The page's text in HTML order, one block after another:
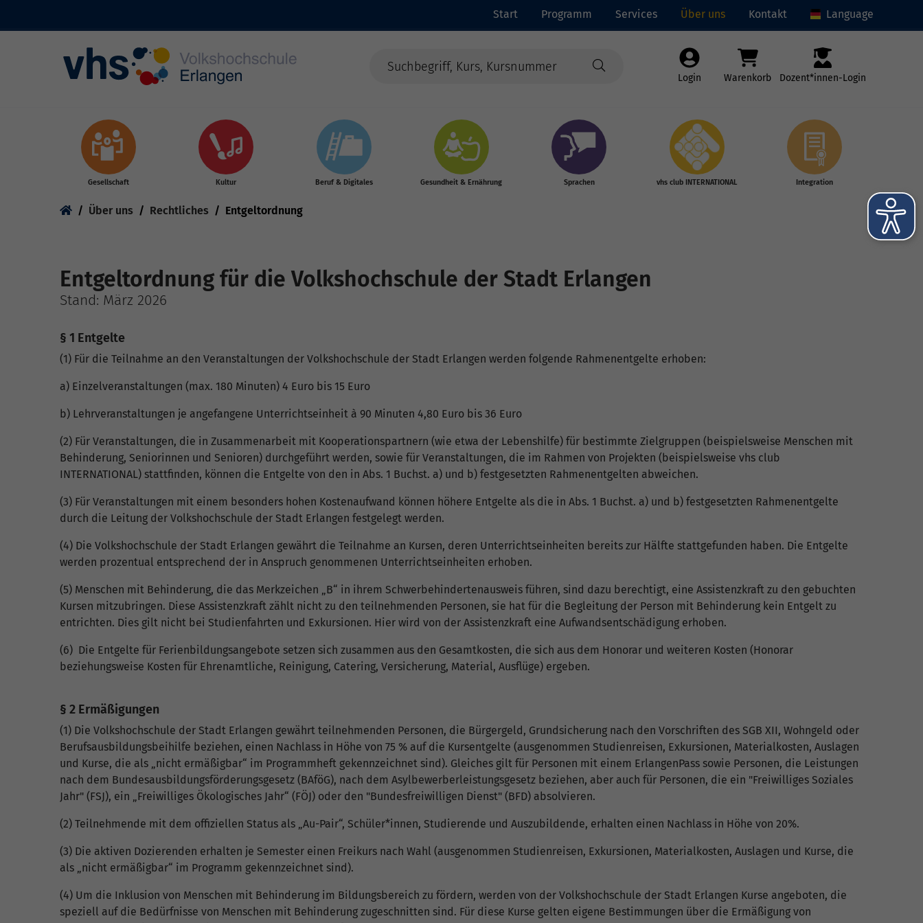
Start Programm Services Über uns Kontakt Language
Login Warenkorb Dozent*innen-Login
Gesellschaft Kultur Beruf & Digitales Gesundheit & Ernährung Sprachen vhs club INTERNATIONAL Integration
You are here:
Über uns Rechtliches Entgeltordnung
Entgeltordnung für die Volkshochschule der Stadt Erlangen
Stand: März 2026
§ 1 Entgelte
(1) Für die Teilnahme an den Veranstaltungen der Volkshochschule der Stadt Erlangen werden folgende Rahmenentgelte erhoben:
a) Einzelveranstaltungen (max. 180 Minuten) 4 Euro bis 15 Euro
b) Lehrveranstaltungen je angefangene Unterrichtseinheit à 90 Minuten 4,80 Euro bis 36 Euro
(2) Für Veranstaltungen, die in Zusammenarbeit mit Kooperationspartnern (wie etwa der Lebenshilfe) für bestimmte Zielgruppen (beispielsweise Menschen mit
Behinderung, Seniorinnen und Senioren) durchgeführt werden, sowie für Veranstaltungen, die im Rahmen von Projekten (beispielsweise vhs club
INTERNATIONAL) stattfinden, können die Entgelte von den in Abs. 1 Buchst. a) und b) festgesetzten Rahmenentgelten abweichen.
(3) Für Veranstaltungen mit einem besonders hohen Kostenaufwand können höhere Entgelte als die in Abs. 1 Buchst. a) und b) festgesetzten Rahmenentgelte
durch die Leitung der Volkshochschule der Stadt Erlangen festgelegt werden.
(4) Die Volkshochschule der Stadt Erlangen gewährt die Teilnahme an Kursen, deren Unterrichtseinheiten bereits zur Hälfte stattgefunden haben. Die Entgelte
werden prozentual entsprechend der in Anspruch genommenen Unterrichtseinheiten erhoben.
(5) Menschen mit Behinderung, die das Merkzeichen „B“ in ihrem Schwerbehindertenausweis führen, sind dazu berechtigt, eine Assistenzkraft zu den gebuchten
Kursen mitzubringen. Diese Assistenzkraft zählt nicht zu den teilnehmenden Personen, sie hat für die Begleitung der Person mit Behinderung kein Entgelt zu
entrichten. Dies gilt nicht bei Studienfahrten und Exkursionen. Hier wird von der Assistenzkraft eine Aufwandsentschädigung erhoben.
(6) Die Entgelte für Ferienbildungsangebote setzen sich zusammen aus den Gesamtkosten, die sich aus dem Honorar und weiteren Kosten (Honorar
beziehungsweise Kosten für Ehrenamtliche, Reinigung, Catering, Versicherung, Material, Ausflüge) ergeben.
§ 2 Ermäßigungen
(1) Die Volkshochschule der Stadt Erlangen gewährt teilnehmenden Personen, die Bürgergeld, Grundsicherung nach den Vorschriften des SGB XII, Wohngeld oder
Berufsausbildungsbeihilfe beziehen, einen Nachlass in Höhe von 75 % auf die Kursentgelte (ausgenommen Studienreisen, Exkursionen, Materialkosten, Auslagen
und Kurse, die als „nicht ermäßigbar“ im Programmheft gekennzeichnet sind). Gleiches gilt für Personen mit einem ErlangenPass sowie Personen, die Leistungen
nach dem Bundesausbildungsförderungsgesetz (BAföG), nach dem Asylbewerberleistungsgesetz beziehen, aber auch für Personen, die ein "Freiwilliges Soziales
Jahr" (FSJ), ein „Freiwilliges Ökologisches Jahr“ (FÖJ) oder den "Bundesfreiwilligen Dienst" (BFD) absolvieren.
(2) Teilnehmende mit dem offiziellen Status als „Au-Pair“, Schüler*innen, Studierende und Auszubildende, erhalten einen Nachlass in Höhe von 20%.
(3) Die aktiven Dozierenden erhalten je Semester einen Freikurs nach Wahl (ausgenommen Studienreisen, Exkursionen, Materialkosten, Auslagen und Kurse, die
als „nicht ermäßigbar“ im Programm gekennzeichnet sind).
(4) Um die Inklusion von Menschen mit Behinderung im Bildungsbereich zu fördern, werden von der Volkshochschule der Stadt Erlangen Kurse angeboten, die
speziell auf die Bedürfnisse von Menschen mit Behinderung zugeschnitten sind. Für diese Kurse gelten eigene Bestimmungen über die Ermäßigung von